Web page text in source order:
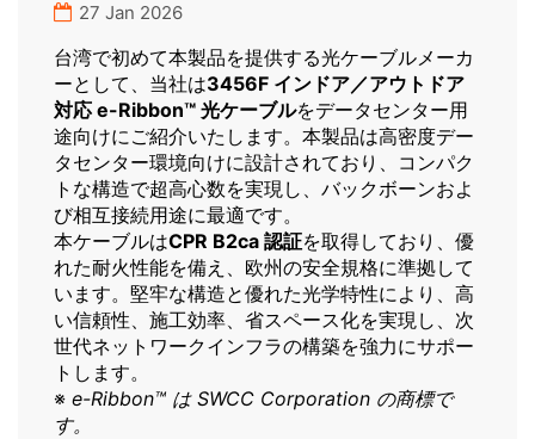
27 Jan 2026
台湾で初めて本製品を提供する光ケーブルメーカ
ーとして、当社は3456F インドア／アウトドア
対応 e-Ribbon™ 光ケーブルをデータセンター用
途向けにご紹介いたします。本製品は高密度デー
タセンター環境向けに設計されており、コンパク
トな構造で超高心数を実現し、バックボーンおよ
び相互接続用途に最適です。
本ケーブルはCPR B2ca 認証を取得しており、優
れた耐火性能を備え、欧州の安全規格に準拠して
います。堅牢な構造と優れた光学特性により、高
い信頼性、施工効率、省スペース化を実現し、次
世代ネットワークインフラの構築を強力にサポー
トします。
※ e-Ribbon™ は SWCC Corporation の商標で
す。